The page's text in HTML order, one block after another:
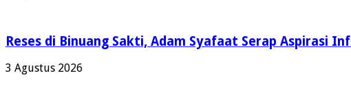
Reses di Binuang Sakti, Adam Syafaat Serap Aspirasi
3 Agustus 2026